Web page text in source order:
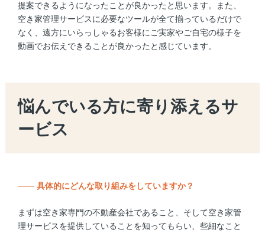
提案できるようになったことが良かったと思います。また、
空き家管理サービスに必要なツールが全て揃っているだけで
なく、遠方にいらっしゃるお客様にご実家やご自宅の様子を
動画でお伝えできることが良かったと感じています。
悩んでいる方に寄り添えるサ
ービス
—— 具体的にどんな取り組みをしていますか？
まずは空き家専門の不動産会社であること、そして空き家管
理サービスを提供していることを知ってもらい、些細なこと